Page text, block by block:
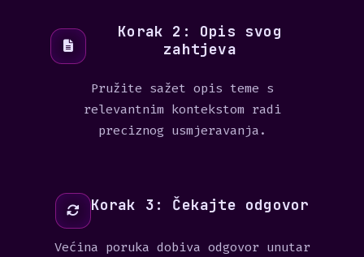
Korak 2: Opis svog
zahtjeva
Pružite sažet opis teme s
relevantnim kontekstom radi
preciznog usmjeravanja.
Korak 3: Čekajte odgovor
Većina poruka dobiva odgovor unutar